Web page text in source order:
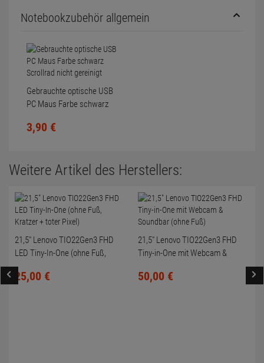
Notebookzubehör allgemein
Gebrauchte optische USB
PC Maus Farbe schwarz
3,90 €
Weitere Artikel des Herstellers:
21,5" Lenovo TIO22Gen3 FHD
LED Tiny-In-One (ohne Fuß,
Kratzer + toter Pixel)
25,00 €
21,5" Lenovo TIO22Gen3 FHD
Tiny-in-One mit Webcam &
50,00 €